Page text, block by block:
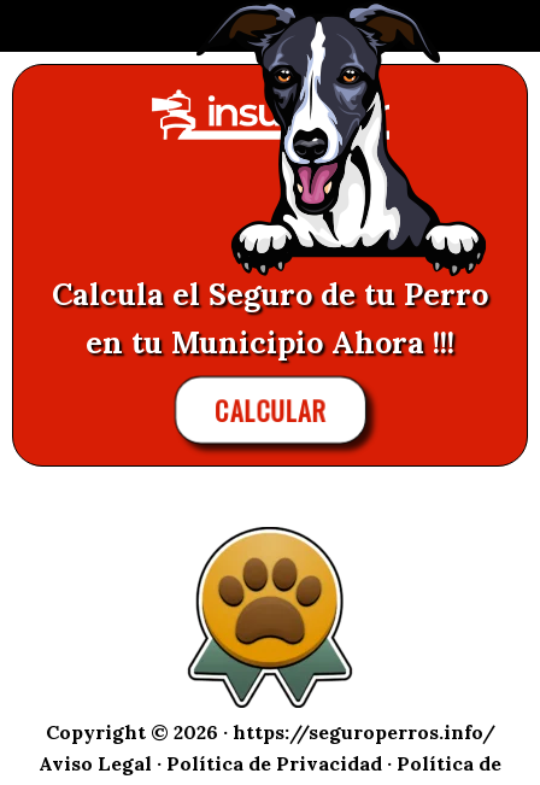
Calcula el Seguro de tu Perro
en tu Municipio Ahora !!!
CALCULAR
Copyright © 2026 · https://seguroperros.info/
Aviso Legal · Política de Privacidad · Política de